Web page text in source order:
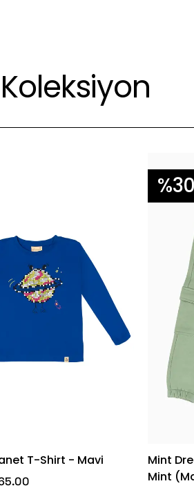
T-Shirt - Mavi
%30
Mint
Mint